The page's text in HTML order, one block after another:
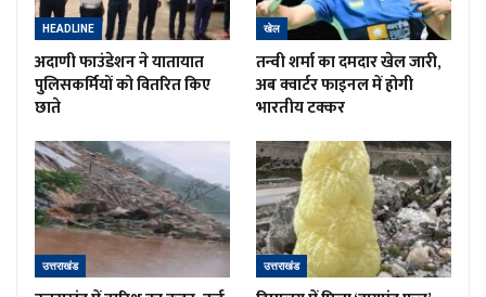
HEADLINE
अदाणी फाउंडेशन ने यातायात
पुलिसकर्मियों को वितरित किए
छाते
खेल
तन्वी शर्मा का दमदार खेल जारी,
अब क्वार्टर फाइनल में होगी
भारतीय टक्कर
उत्तराखंड उत्तराखंड